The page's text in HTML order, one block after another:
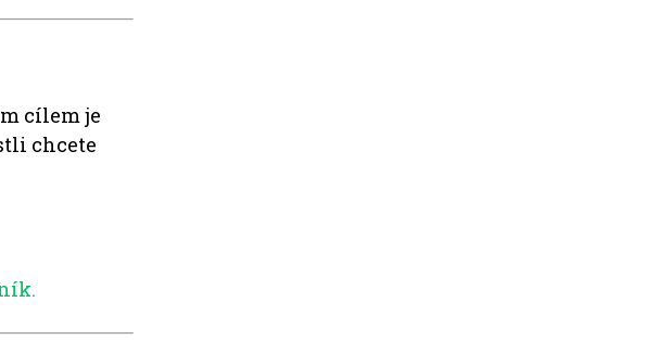
cílem je
chcete